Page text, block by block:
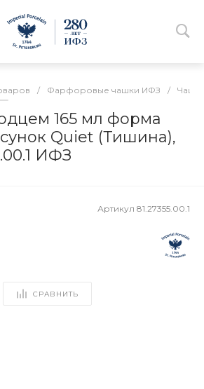
/ Фарфоровые чашки ИФЗ /
165 мл форма
Quiet (Тишина),
ИФЗ
Артикул 81.27355.00.1
СРАВНИТЬ